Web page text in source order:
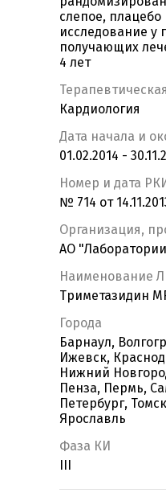
слепое,
исследование у
получающих
4 лет
Кардиология
Дата начала и
01.02.2014 -
Номер и дата РКИ
№ 714 от
Организация,
АО
Наименование
Триметазидин
Города
Барнаул,
Ижевск,
Нижний
Пенза, Пермь,
Петербург,
Ярославль
Фаза КИ